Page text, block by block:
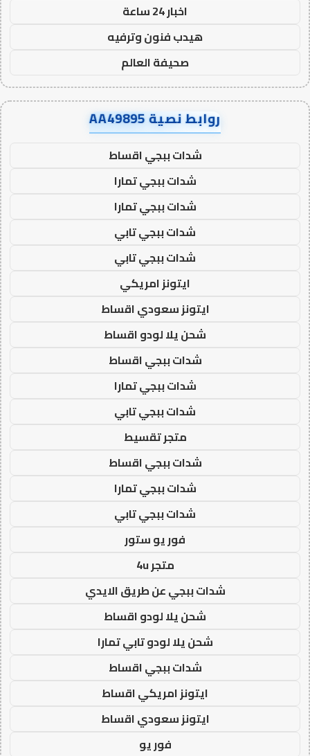
اخبار 24 ساعة
هيدب فنون وترفيه
صحيفة العالم
روابط نصية AA49895
شدات ببجي اقساط
شدات ببجي تمارا
شدات ببجي تمارا
شدات ببجي تابي
شدات ببجي تابي
ايتونز امريكي
ايتونز سعودي اقساط
شحن يلا لودو اقساط
شدات ببجي اقساط
شدات ببجي تمارا
شدات ببجي تابي
متجر تقسيط
شدات ببجي اقساط
شدات ببجي تمارا
شدات ببجي تابي
فور يو ستور
متجر 4u
شدات ببجي عن طريق الايدي
شحن يلا لودو اقساط
شحن يلا لودو تابي تمارا
شدات ببجي اقساط
ايتونز امريكي اقساط
ايتونز سعودي اقساط
فور يو